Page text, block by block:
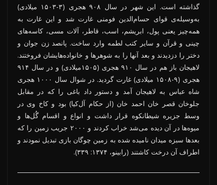
گذاشته است. این شهر در سال ۹۰۸ هجری (۳-۱۵۰۳ میلادی)
به‌وسیله‌ی قوای حسام‌الدین فومنی غارت شد و این غارت به
همه‌چیز یعنی پول، ابریشم، اسب، قاطر، آلات مسی، کاسه‌های
چینی و قرآن و سایر کتب لطمه وارد ساخت. پانصد زن جوان و
دختر را دزدیدند و بعد آنها را به شوهرها و خانواده‌هایشان فروختند.
لاهیجان باز هم در سال ۹۱۰ هجری (۱۵۰۵میلادی) و در سال ۹۱۴
هجری (۹-۱۵۰۸ میلادی) غارت گردید. در شوال سال ۱۰۰۰ هجری
شاه عباس به لاهیجان آمد و دستور داد باغی را که در مقابل
جلوخان قصر خان احمد خان (از حکام آل‌کیا) بود و کاخ وی در
وسط جزیره شیطان­کوه قرار داشت و انواع و اقسام گُل‌ها و
میوه‌ها در آن دیده می‌شد خراب کردند و ۲۰۰۰ جریب زمین را که
بعدها سبزه میدان نامیده شده به زمین چوگان بازی تبدیل نمودند و
اطراف آن درخت کاشتند (رابینو، ۱۳۷۴: ۳۳۹).